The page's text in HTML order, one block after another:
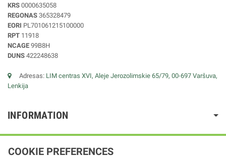
KRS 0000635058
REGONAS 365328479
EORI PL701061215100000
RPT 11918
NCAGE 99B8H
DUNS 422248638
Adresas: LIM centras XVI, Aleje Jerozolimskie 65/79, 00-697 Varšuva,
Lenkija
INFORMATION
COOKIE PREFERENCES